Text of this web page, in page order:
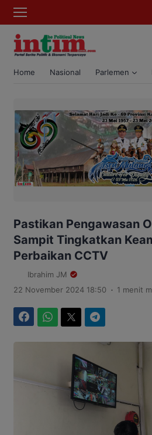
Home Nasional Parlemen
Pastikan Pengawasan
Sampit Tingkatkan
Perbaikan CCTV
Ibrahim JM
22 November 2024 18:50 . 1 menit